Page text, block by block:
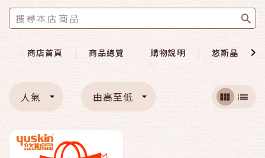
商店首頁 商品總覽 購物說明 悠斯晶官網
人氣 由高至低